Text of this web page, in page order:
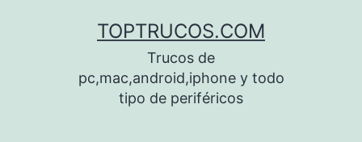
TOPTRUCOS.COM
Trucos de
pc,mac,android,iphone y todo
tipo de periféricos